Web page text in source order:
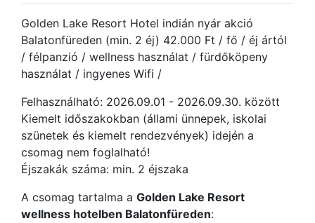
Golden Lake Resort Hotel indián nyár akció
Balatonfüreden (min. 2 éj) 42.000 Ft / fő / éj ártól
/ félpanzió / wellness használat / fürdőköpeny
használat / ingyenes Wifi /
Felhasználható: 2026.09.01 - 2026.09.30. között
Kiemelt időszakokban (állami ünnepek, iskolai
szünetek és kiemelt rendezvények) idején a
csomag nem foglalható!
Éjszakák száma: min. 2 éjszaka
A csomag tartalma a Golden Lake Resort
wellness hotelben Balatonfüreden: